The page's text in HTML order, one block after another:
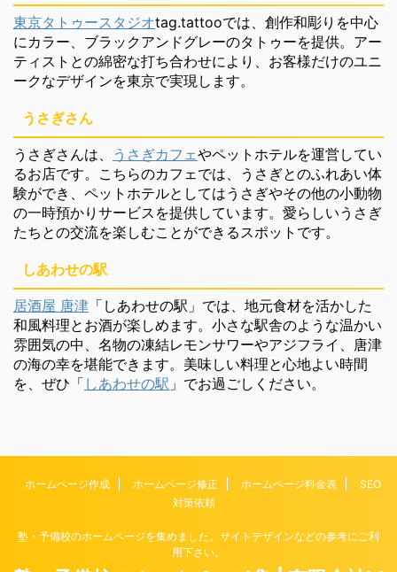
東京タトゥースタジオtag.tattooでは、創作和彫りを中心
にカラー、ブラックアンドグレーのタトゥーを提供。アー
ティストとの綿密な打ち合わせにより、お客様だけのユニ
ークなデザインを東京で実現します。
うさぎさん
うさぎさんは、 うさぎカフェやペットホテルを運営してい
るお店です。こちらのカフェでは、うさぎとのふれあい体
験ができ、ペットホテルとしてはうさぎやその他の小動物
の一時預かりサービスを提供しています。愛らしいうさぎ
たちとの交流を楽しむことができるスポットです。
しあわせの駅
居酒屋 唐津 「しあわせの駅」では、地元食材を活かした
和風料理とお酒が楽しめます。小さな駅舎のような温かい
雰囲気の中、名物の凍結レモンサワーやアジフライ、唐津
の海の幸を堪能できます。美味しい料理と心地よい時間
を、ぜひ「 しあわせの駅 」でお過ごしください。
ホームページ作成 ホームページ修正 ホームページ料金表
SEO
対策依頼
塾・予備校のホームページを集めました。サイトデザインなどの参考にご利
用下さい。